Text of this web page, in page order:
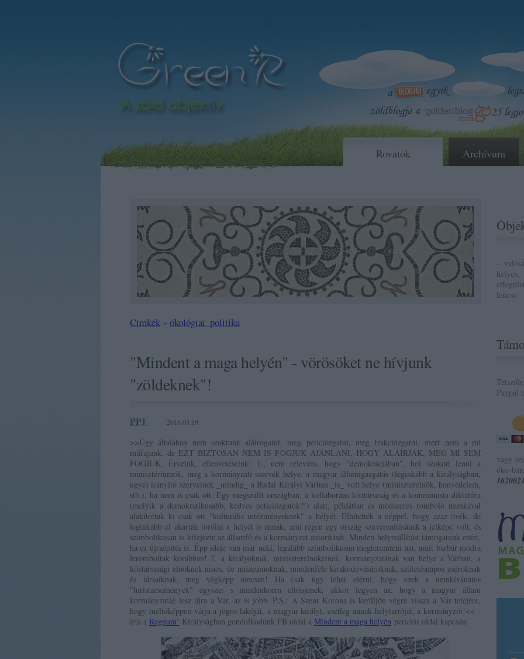
Archívum
Rovatok
Címkék » ökológiai_politika
"Mindent a maga helyén" - vörösöket ne hívjunk
"zöldeknek"!
PPJ 2016.03.19.
>>Úgy általában nem szoktunk aláírogatni, meg petíciózgatni, meg frakciózgatni, mert nem a mi
műfajunk, de EZT BIZTOSAN NEM IS FOGJUK AJÁNLANI, HOGY ALÁÍRJÁK, MEG MI SEM
FOGJUK. Érveink, ellenvetéseink: 1., nem releváns, hogy "demokráciában", hol szokott lenni a
minisztériumok, meg a kormányzati szervek helye, a magyar államigazgatás (leginkább a királyságban,
ugye) irányító szerveinek _mindig_ a Budai Királyi Várban _is_ volt helye (miniszterelnök, honvédelem,
stb.), ha nem is csak ott. Egy megszállt országban, a kollaboráns köztársaság és a kommunista diktatúra
(melyik a demokratikusabb, kedves petíciózgatók?!) alatt, példátlan és módszeres romboló munkával
alakítottak ki csak ott "kulturális intézményeknek" a helyét. Elhitették a néppel, hogy azaz övék, de
leginkább el akarták törölni a helyét is annak, ami régen egy ország szuverenitásának a jelképe volt, és
szimbolikusan is kifejezte az államfő és a kormányzat autoritását. Minden helyreállítást támogatunk ezért,
ha ez újraépítés is. Épp ideje van már neki, legalább szimbolikusan megteremteni azt, amit barbár módra
leromboltak korábban! 2. a királyoknak, miniszterelnökeinek, kormányzatának van helye a Várban, a
köztársasági elnöknek nincs, de múzeumoknak, mindenféle kirakodóvásároknak, születésnapos zsúroknak
és társaiknak, meg végképp nincsen! Ha csak úgy lehet elérni, hogy ezek a nemkívánatos
"turistaesemények" egyszer s mindenkorra eltűnjenek, akkor legyen az, hogy a magyar állam
kormányzatáé lesz újra a Vár, az is jobb. P.S.: A Szent Korona is kerüljön végre vissza a Vár tetejére,
hogy méltóképpen várja a jogos lakóját, a magyar királyt, esetleg annak helytartóját, a kormányzót!<< -
írta a Regnum! Királyságban gondolkodunk FB oldal a Mindent a maga helyén petíciós oldal kapcsán.
-
lencse
Paypal
vagy
öko-